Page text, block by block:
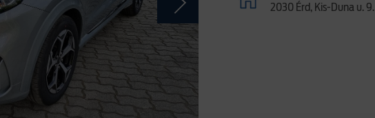
2030 Érd, Kis-Duna u. 9.